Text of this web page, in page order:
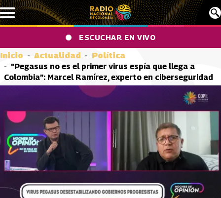
Pasar al contenido principal
ESCUCHAR EN VIVO
Inicio Actualidad
Política
"Pegasus no es el primer virus espía que llega a
Colombia”: Marcel Ramírez, experto en ciberseguridad